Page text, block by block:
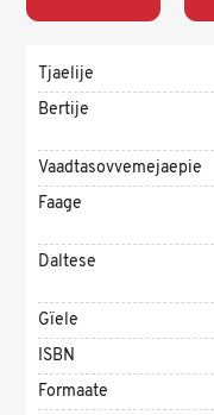
Tjaelije
Bertije
Vaadtasovvemejaepie
Faage
Daltese
Gïele
ISBN
Formaate